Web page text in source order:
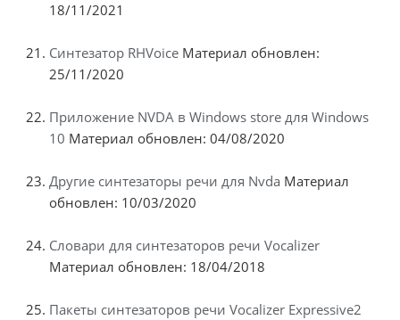
18/11/2021
Синтезатор RHVoice Материал обновлен:
25/11/2020
Приложение NVDA в Windows store для Windows
10 Материал обновлен: 04/08/2020
Другие синтезаторы речи для Nvda Материал
обновлен: 10/03/2020
Словари для синтезаторов речи Vocalizer
Материал обновлен: 18/04/2018
Пакеты синтезаторов речи Vocalizer Expressive2